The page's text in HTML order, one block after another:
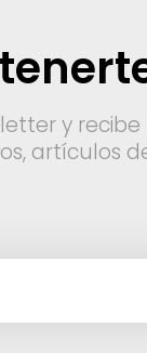
y
artículos